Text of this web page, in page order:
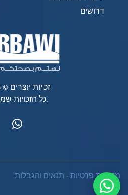
דרושים
זכויות יוצרים © 2026
כל הזכויות שמורות.
מדיניות פרטיות - תנאים והגבלות